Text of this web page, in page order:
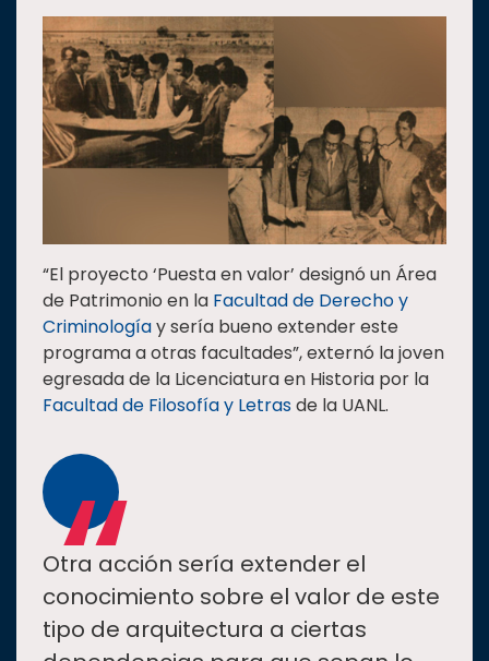
“El proyecto ‘Puesta en valor’ designó un Área
de Patrimonio en la Facultad de Derecho y
Criminologíay sería bueno extender este
programa a otras facultades”, externó la joven
egresada de la Licenciatura en Historia por la
Facultad de Filosofía y Letrasde la UANL.
“
Otra acción sería extender el
conocimiento sobre el valor de este
tipo de arquitectura a ciertas